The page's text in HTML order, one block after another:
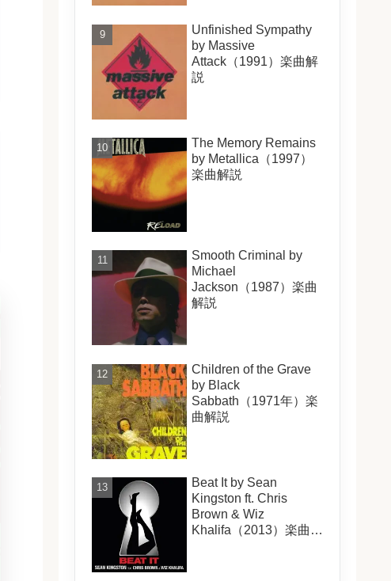
Unfinished Sympathy
by Massive
Attack（1991）楽曲解
説
The Memory Remains
by Metallica（1997）
楽曲解説
Smooth Criminal by
Michael
Jackson（1987）楽曲
解説
Children of the Grave
by Black
Sabbath（1971年）楽
曲解説
Beat It by Sean
Kingston ft. Chris
Brown & Wiz
Khalifa（2013）楽曲解